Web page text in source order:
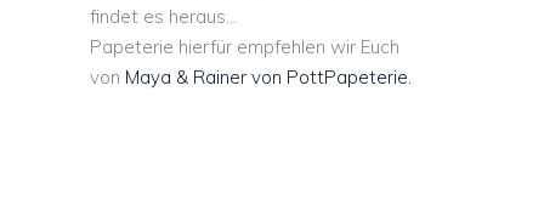
findet es heraus…
Papeterie hierfür empfehlen wir Euch
von Maya & Rainer von PottPapeterie.